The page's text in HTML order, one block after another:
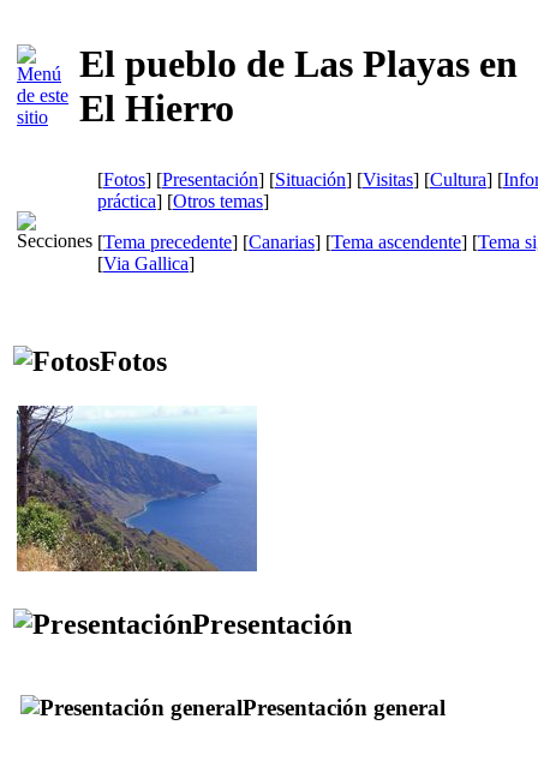
El pueblo de Las Playas en
El Hierro
[Fotos] [Presentación] [Situación] [Visitas] [Cultura] [
práctica] [Otros temas]
[Tema precedente] [Canarias] [Tema ascendente] [Tema
[Via Gallica]
Fotos
Presentación
Presentación general